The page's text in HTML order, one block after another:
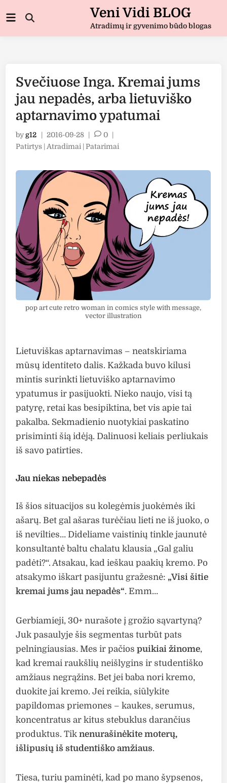
to
Veni Vidi BLOG
Atradimų ir gyvenimo būdo blogas
Open
Main
Svečiuose Inga. Kremai jums
jau nepadės, arba lietuviško
aptarnavimo ypatumai
byg12 2016-09-28 0
Posted
Patirtys | Atradimai | Patarimai
pop art cute retro woman in comics style with message,
vector illustration
Lietuviškas aptarnavimas – neatskiriama
mūsų identiteto dalis. Kažkada buvo kilusi
mintis surinkti lietuviško aptarnavimo
ypatumus ir pasijuokti. Nieko naujo, visi tą
patyrę, retai kas besipiktina, bet vis apie tai
pakalba. Sekmadienio nuotykiai paskatino
prisiminti šią idėją. Dalinuosi keliais perliukais
iš savo patirties.
Jau niekas nebepadės
Iš šios situacijos su kolegėmis juokėmės iki
ašarų. Bet gal ašaras turėčiau lieti ne iš juoko, o
iš nevilties… Dideliame vaistinių tinkle jaunutė
konsultantė baltu chalatu klausia „Gal galiu
padėti?“. Atsakau, kad ieškau paakių kremo. Po
atsakymo iškart pasijuntu gražesnė: „Visi šitie
kremai jums jau nepadės“. Emm…
Gerbiamieji, 30+ nurašote į grožio sąvartyną?
Juk pasaulyje šis segmentas turbūt pats
pelningiausias. Mes ir pačiospuikiai žinome,
kad kremai raukšlių neišlygins ir studentiško
amžiaus negrąžins. Bet jei baba nori kremo,
duokite jai kremo. Jei reikia, siūlykite
papildomas priemones – kaukes, serumus,
koncentratus ar kitus stebuklus darančius
produktus. Tiknenurašinėkite moterų,
išlipusių iš studentiško amžiaus.
Tiesa, turiu paminėti, kad po mano šypsenos,